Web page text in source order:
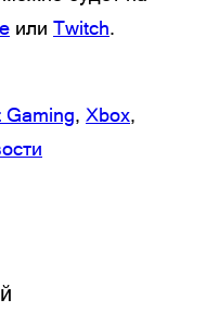
или Twitch.
Gaming, Xbox